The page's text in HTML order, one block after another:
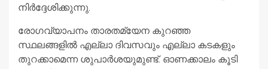
നിര്‍ദ്ദേശിക്കുന്നു.
രോഗവ്യാപനം താരതമ്യേന കുറഞ്ഞ
സ്ഥലങ്ങളില്‍ എല്ലാ ദിവസവും എല്ലാ കടകളും
തുറക്കാമെന്ന ശുപാർശയുമുണ്ട്. ഓണക്കാലം കൂടി